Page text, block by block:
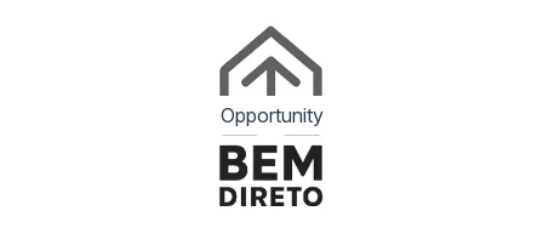
Parque Eduardo Guinle
Praça São Salvador
Opportunity